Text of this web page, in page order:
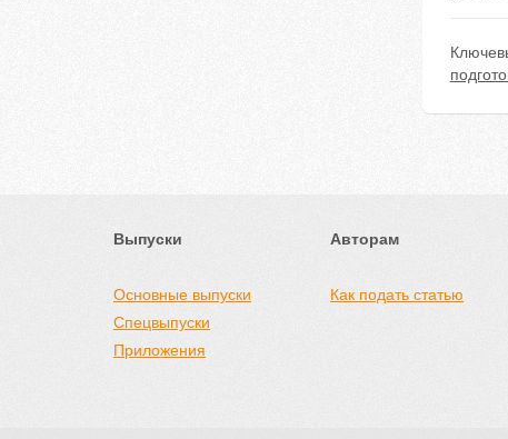
Выпуски
Основные выпуски
Спецвыпуски
Приложения
Авторам
Как подать статью